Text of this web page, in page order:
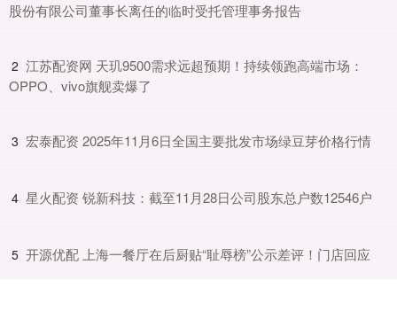
股份有限公司董事长离任的临时受托管理事务报告
2 ​江苏配资网 天玑9500需求远超预期！持续领跑高端市场：
OPPO、vivo旗舰卖爆了
3 ​宏泰配资 2025年11月6日全国主要批发市场绿豆芽价格行情
4 ​星火配资 锐新科技：截至11月28日公司股东总户数12546户
5 ​开源优配 上海一餐厅在后厨贴“耻辱榜”公示差评！门店回应